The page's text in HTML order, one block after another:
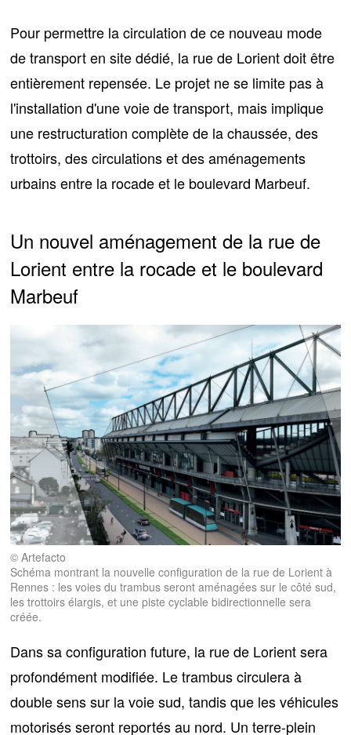
Pour permettre la circulation de ce nouveau mode
de transport en site dédié, la rue de Lorient doit être
entièrement repensée. Le projet ne se limite pas à
l'installation d'une voie de transport, mais implique
une restructuration complète de la chaussée, des
trottoirs, des circulations et des aménagements
urbains entre la rocade et le boulevard Marbeuf.
Un nouvel aménagement de la rue de
Lorient entre la rocade et le boulevard
Marbeuf
© Artefacto
Schéma montrant la nouvelle configuration de la rue de Lorient à
Rennes : les voies du trambus seront aménagées sur le côté sud,
les trottoirs élargis, et une piste cyclable bidirectionnelle sera
créée.
Dans sa configuration future, la rue de Lorient sera
profondément modifiée. Le trambus circulera à
double sens sur la voie sud, tandis que lesvéhicules
motorisés seront reportés au nord. Unterre-plein